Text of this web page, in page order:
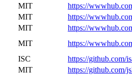
MIT
https://
MIT
https://
MIT
https://
MIT
https://
ISC
https://github.com/
MIT
https://github.com/